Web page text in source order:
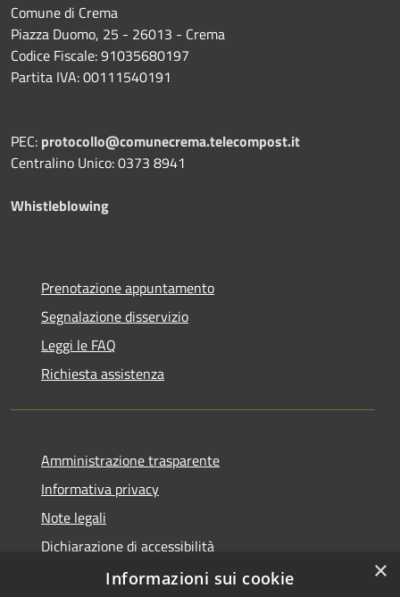
Comune di Crema
Piazza Duomo, 25 - 26013 - Crema
Codice Fiscale: 91035680197
Partita IVA: 00111540191
PEC: protocollo@comunecrema.telecompost.it
Centralino Unico: 0373 8941
Whistleblowing
Prenotazione appuntamento
Segnalazione disservizio
Leggi le FAQ
Richiesta assistenza
Amministrazione trasparente
Informativa privacy
Note legali
Dichiarazione di accessibilità
Piano di miglioramento dei servizi
×
Informazioni sui cookie